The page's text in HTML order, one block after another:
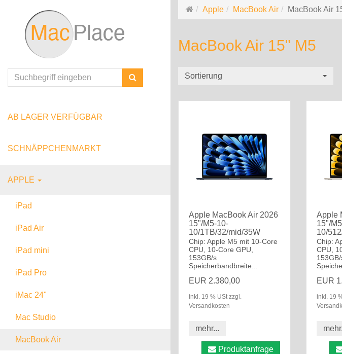
AB LAGER VERFÜGBAR
SCHNÄPPCHENMARKT
APPLE
iPad
iPad WiFi
iPad WiFi + Cellular
iPad Air
iPad Air WiFi
iPad Air WiFi + Cellular
iPad mini
iPad mini WiFi
iPad mini WiFi + Cellular
iPad Pro
iPad Pro WiFi
iPad Pro WiFi + Cellular
iMac 24"
Mac Studio
MacBook Air
Startseite
Apple MacBook Air MacBook Air
MacBook Air 15" M5
Sortierung
Apple MacBook Air 2026
15"/M5-10-
10/1TB/32/mid/35W
Chip: Apple M5 mit 10-Core
CPU, 10-Core GPU,
153GB/s
Speicherbandbreite...
EUR 2.380,00
inkl. 19 % USt zzgl.
Versandkosten
mehr...
Produktanfrage
Apple
15"/
10/
Chip:
CPU,
EUR
inkl. 19